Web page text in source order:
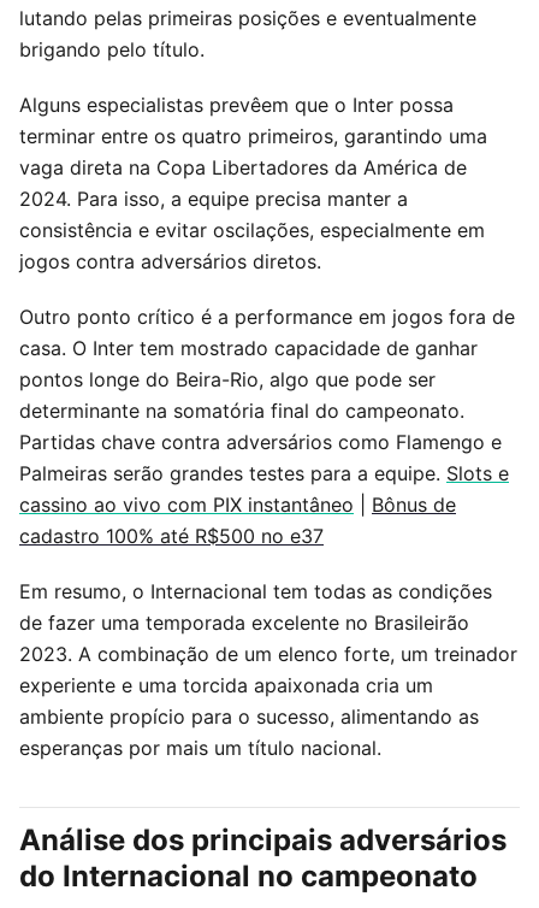
lutando pelas primeiras posições e eventualmente
brigando pelo título.
Alguns especialistas prevêem que o Inter possa
terminar entre os quatro primeiros, garantindo uma
vaga direta na Copa Libertadores da América de
2024. Para isso, a equipe precisa manter a
consistência e evitar oscilações, especialmente em
jogos contra adversários diretos.
Outro ponto crítico é a performance em jogos fora de
casa. O Inter tem mostrado capacidade de ganhar
pontos longe do Beira-Rio, algo que pode ser
determinante na somatória final do campeonato.
Partidas chave contra adversários como Flamengo e
Palmeiras serão grandes testes para a equipe. Slots e
cassino ao vivo com PIX instantâneo
Bônus de
cadastro 100% até R$500 no e37
Em resumo, o Internacional tem todas as condições
de fazer uma temporada excelente no Brasileirão
2023. A combinação de um elenco forte, um treinador
experiente e uma torcida apaixonada cria um
ambiente propício para o sucesso, alimentando as
esperanças por mais um título nacional.
Análise dos principais adversários
do Internacional no campeonato